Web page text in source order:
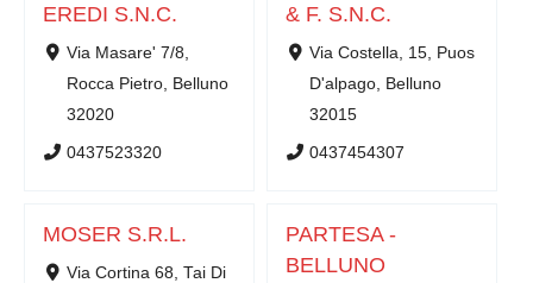
EREDI S.N.C.
Via Masare' 7/8,
Rocca Pietro, Belluno
32020
0437523320
& F. S.N.C.
Via Costella, 15, Puos
D'alpago, Belluno
32015
0437454307
MOSER S.R.L.
Via Cortina 68, Tai Di
PARTESA -
BELLUNO